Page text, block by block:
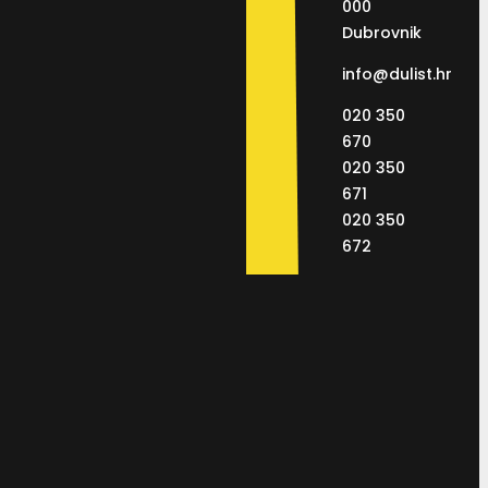
000
Dubrovnik
info@dulist.hr
020 350
670
020 350
671
020 350
672